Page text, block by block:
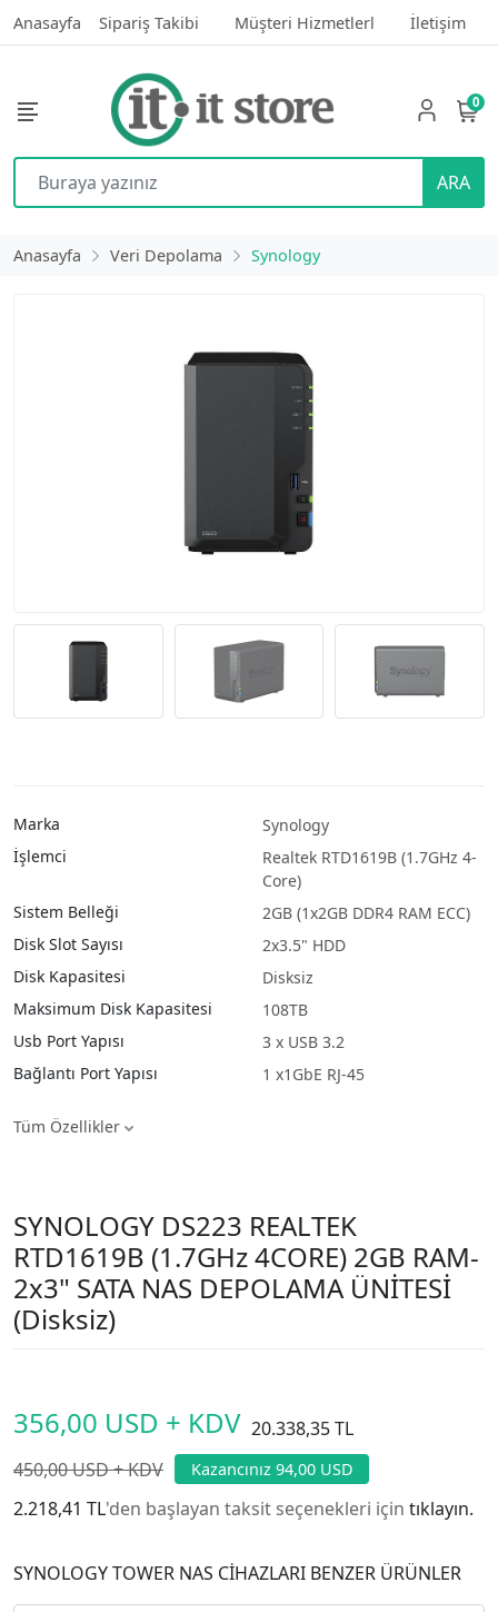
Anasayfa Sipariş Takibi Müşteri Hizmetlerl İletişim
ARA
0
Anasayfa Veri Depolama Synology
Marka
Synology
İşlemci
Realtek RTD1619B (1.7GHz 4-
Core)
Sistem Belleği
2GB (1x2GB DDR4 RAM ECC)
Disk Slot Sayısı
2x3.5" HDD
Disk Kapasitesi
Disksiz
Maksimum Disk Kapasitesi
108TB
Usb Port Yapısı
3 x USB 3.2
Bağlantı Port Yapısı
1 x1GbE RJ-45
Tüm Özellikler
SYNOLOGY DS223 REALTEK
RTD1619B (1.7GHz 4CORE) 2GB RAM-
2x3" SATA NAS DEPOLAMA ÜNİTESİ
(Disksiz)
20.338,35 TL
356,00 USD + KDV
450,00 USD + KDV Kazancınız 94,00 USD
2.218,41 TL'den başlayan taksit seçenekleri için tıklayın.
SYNOLOGY TOWER NAS CİHAZLARI BENZER ÜRÜNLER